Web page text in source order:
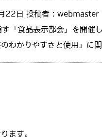
22日 投稿者 : webmaster
「食品表示部会」を開催
わかりやすさと使用」に
ます。